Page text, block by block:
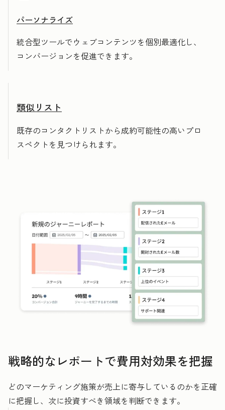
パーソナライズ
統合型ツールでウェブコンテンツを個別最適化し、
コンバージョンを促進できます。
類似リスト
既存のコンタクトリストから成約可能性の高いプロ
スペクトを見つけられます。
戦略的なレポートで費用対効果を把握
どのマーケティング施策が売上に寄与しているのかを正確
に把握し、次に投資すべき領域を判断できます。